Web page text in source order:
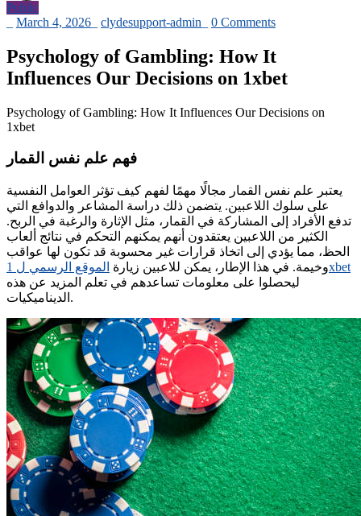
Public
March 4, 2026 clydesupport-admin 0 Comments
Psychology of Gambling: How It
Influences Our Decisions on 1xbet
Psychology of Gambling: How It Influences Our Decisions on
1xbet
فهم علم نفس القمار
يعتبر علم نفس القمار مجالًا مهمًا لفهم كيف تؤثر العوامل النفسية
على سلوك اللاعبين. يتضمن ذلك دراسة المشاعر والدوافع التي
تدفع الأفراد إلى المشاركة في القمار، مثل الإثارة والرغبة في الربح.
الكثير من اللاعبين يعتقدون أنهم يمكنهم التحكم في نتائج ألعاب
الحظ، مما يؤدي إلى اتخاذ قرارات غير محسوبة قد تكون لها عواقب
وخيمة. في هذا الإطار، يمكن للاعبين زيارةالموقع الرسمي ل 1xbet
ليحصلوا على معلومات تساعدهم في تعلم المزيد عن هذه
الديناميكيات.